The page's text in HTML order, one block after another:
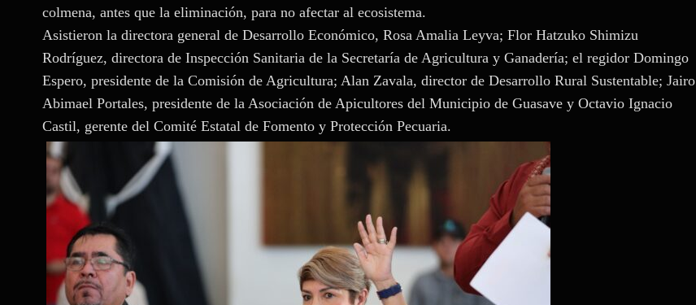
colmena, antes que la eliminación, para no afectar al ecosistema.
Asistieron la directora general de Desarrollo Económico, Rosa Amalia Leyva; Flor Hatzuko Shimizu
Rodríguez, directora de Inspección Sanitaria de la Secretaría de Agricultura y Ganadería; el regidor Domingo
Espero, presidente de la Comisión de Agricultura; Alan Zavala, director de Desarrollo Rural Sustentable; Jairo
Abimael Portales, presidente de la Asociación de Apicultores del Municipio de Guasave y Octavio Ignacio
Castil, gerente del Comité Estatal de Fomento y Protección Pecuaria.